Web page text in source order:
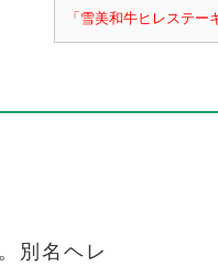
「雪美和牛ヒレステー
別名ヘレ